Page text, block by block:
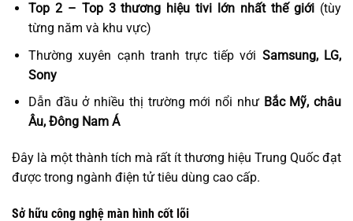
Top 2 – Top 3 thương hiệu tivi lớn nhất thế giới (tùy
từng năm và khu vực)
Thường xuyên cạnh tranh trực tiếp với Samsung, LG,
Sony
Dẫn đầu ở nhiều thị trường mới nổi như Bắc Mỹ, châu
Âu, Đông Nam Á
Đây là một thành tích mà rất ít thương hiệu Trung Quốc đạt
được trong ngành điện tử tiêu dùng cao cấp.
Sở hữu công nghệ màn hình cốt lõi